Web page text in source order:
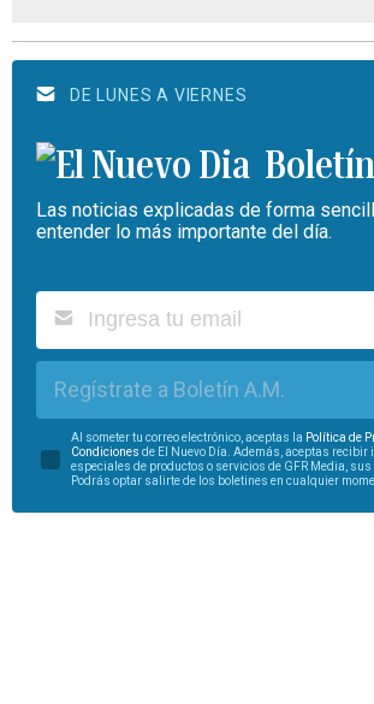
DE LUNES A VIERNES
Las noticias explicadas de forma
entender lo más importante del día.
Regístrate a Boletín A.M.
Al someter tu correo electrónico, aceptas la Política de
Condiciones de El Nuevo Día. Además, aceptas recibir
especiales de productos o servicios de GFR Media, sus
Podrás optar salirte de los boletines en cualquier